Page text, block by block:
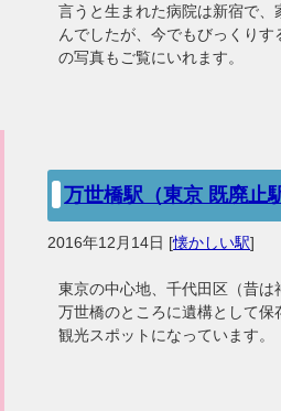
言うと生まれた病院は新宿で
んでしたが、今でもびっくり
の写真もご覧にいれます。
万世橋駅（東京 既廃止
2016年12月14日 [懐かしい駅]
東京の中心地、千代田区（昔
万世橋のところに遺構として
観光スポットになっています。